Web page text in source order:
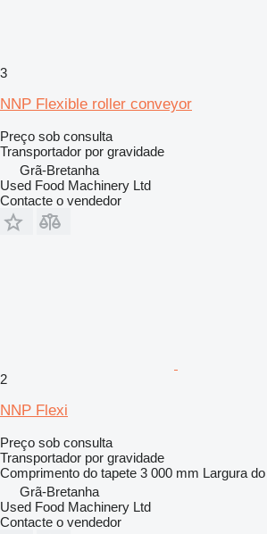
3
NNP Flexible roller conveyor
Preço sob consulta
Transportador por gravidade
Grã-Bretanha
Used Food Machinery Ltd
Contacte o vendedor
2
NNP Flexi
Preço sob consulta
Transportador por gravidade
Comprimento do tapete 3 000 mm Largura
Grã-Bretanha
Used Food Machinery Ltd
Contacte o vendedor